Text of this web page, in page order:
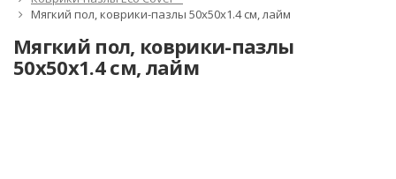
Мягкий пол, коврики-пазлы 50x50x1.4 см, лайм
Мягкий пол, коврики-пазлы
50x50x1.4 см, лайм